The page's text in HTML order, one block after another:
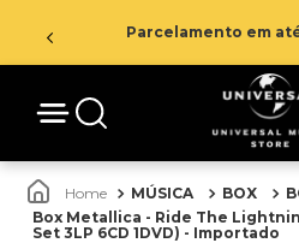
Parcelamento em
MÚSICA BOX
Box Metallica - Ride The
Set 3LP 6CD 1DVD) - Importado